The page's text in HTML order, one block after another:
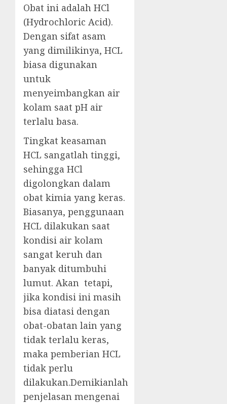
Obat ini adalah HCl
(Hydrochloric Acid).
Dengan sifat asam
yang dimilikinya, HCL
biasa digunakan
untuk
menyeimbangkan air
kolam saat pH air
terlalu basa.
Tingkat keasaman
HCL sangatlah tinggi,
sehingga HCl
digolongkan dalam
obat kimia yang keras.
Biasanya, penggunaan
HCL dilakukan saat
kondisi air kolam
sangat keruh dan
banyak ditumbuhi
lumut. Akan tetapi,
jika kondisi ini masih
bisa diatasi dengan
obat-obatan lain yang
tidak terlalu keras,
maka pemberian HCL
tidak perlu
dilakukan.Demikianlah
penjelasan mengenai